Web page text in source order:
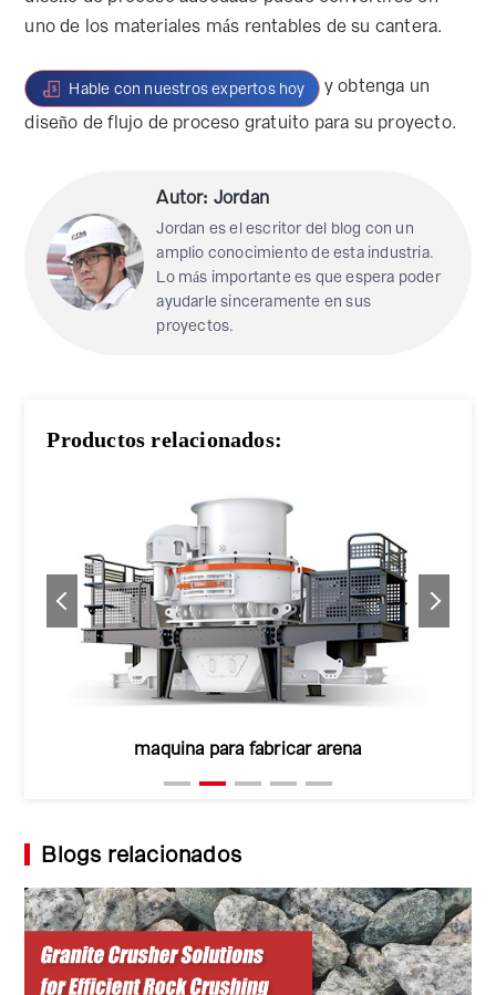
uno de los materiales más rentables de su cantera.
Hable con nuestros expertos hoy
y obtenga un
diseño de flujo de proceso gratuito para su proyecto.
Autor: Jordan
Jordan es el escritor del blog con un
amplio conocimiento de esta industria.
Lo más importante es que espera poder
ayudarle sinceramente en sus
proyectos.
Productos relacionados:
maquina para fabricar arena
Blogs relacionados